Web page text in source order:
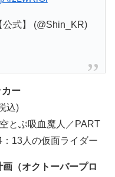
式】 (@Shin_KR)
カー
込)
とぶ吸血魔人／PART
13人の仮面ライダー
画（オクトーバープロ